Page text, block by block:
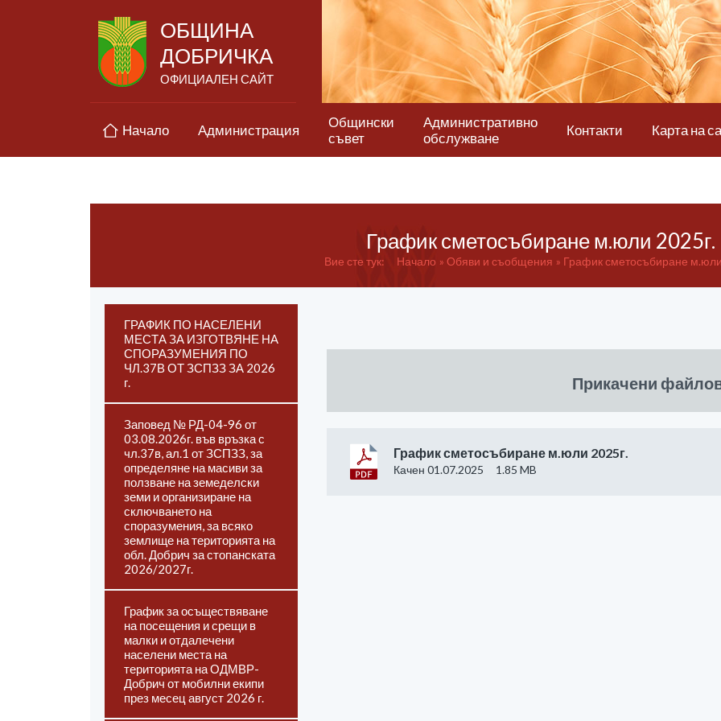
ОБЩИНА
ДОБРИЧКА
ОФИЦИАЛЕН САЙТ
Начало Администрация
Общински
съвет
Административно
обслужване
Контакти Карта на
График сметосъбиране м.юли 2025г.
Вие сте тук: Начало Обяви и съобщения График сметосъбиране
ГРАФИК ПО НАСЕЛЕНИ
МЕСТА ЗА ИЗГОТВЯНЕ НА
СПОРАЗУМЕНИЯ ПО
ЧЛ.37В ОТ ЗСПЗЗ ЗА 2026
г.
Заповед № РД-04-96 от
03.08.2026г. във връзка с
чл.37в, ал.1 от ЗСПЗЗ, за
определяне на масиви за
ползване на земеделски
земи и организиране на
сключването на
споразумения, за всяко
землище на територията на
обл. Добрич за стопанската
2026/2027г.
График за осъществяване
на посещения и срещи в
малки и отдалечени
населени места на
територията на ОДМВР-
Добрич от мобилни екипи
през месец август 2026 г.
Прикачени
График сметосъбиране м.юли 2025г.
Качен 01.07.2025 1.85 MB